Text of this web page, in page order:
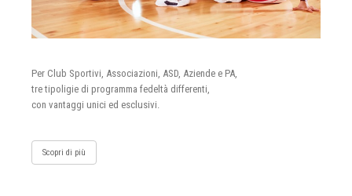
Per Club Sportivi, Associazioni, ASD, Aziende e PA,
tre tipoligie di programma fedeltà differenti,
con vantaggi unici ed esclusivi.
Scopri di più